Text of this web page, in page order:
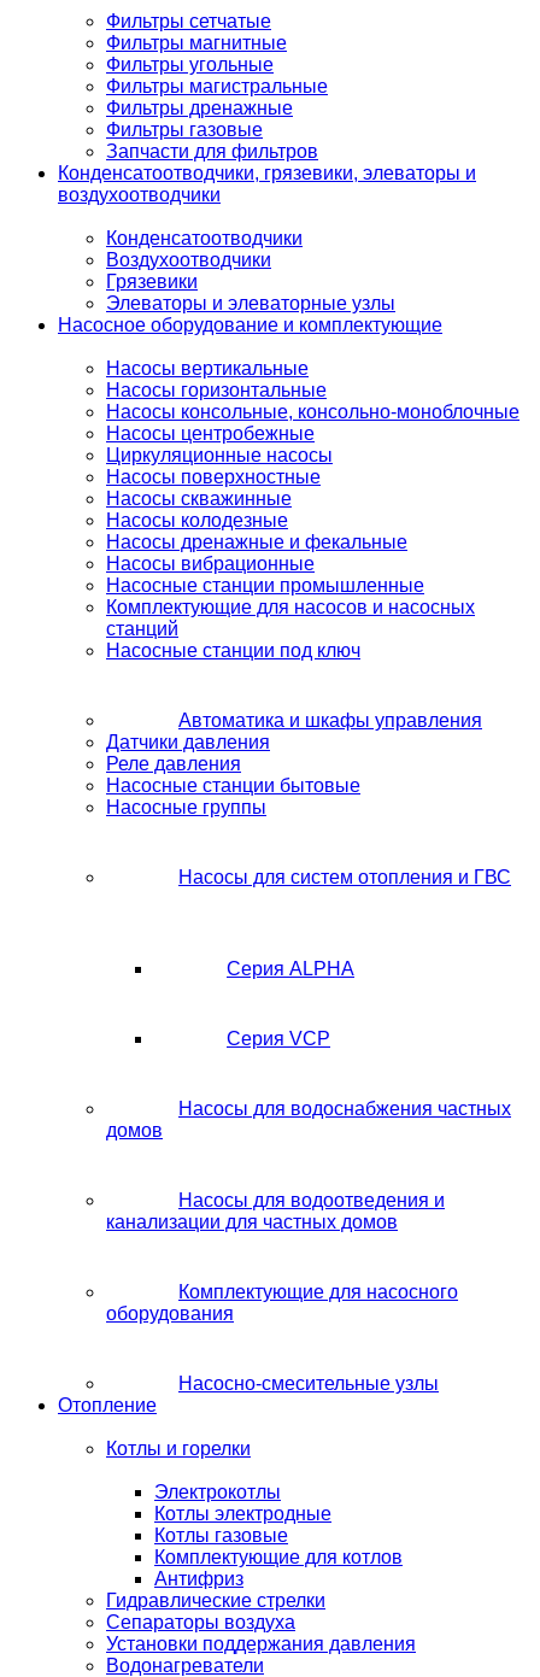
Фильтры сетчатые
Фильтры магнитные
Фильтры угольные
Фильтры магистральные
Фильтры дренажные
Фильтры газовые
Запчасти для фильтров
Конденсатоотводчики, грязевики, элеваторы и
воздухоотводчики
Конденсатоотводчики
Воздухоотводчики
Грязевики
Элеваторы и элеваторные узлы
Насосное оборудование и комплектующие
Насосы вертикальные
Насосы горизонтальные
Насосы консольные, консольно-моноблочные
Насосы центробежные
Циркуляционные насосы
Насосы поверхностные
Насосы скважинные
Насосы колодезные
Насосы дренажные и фекальные
Насосы вибрационные
Насосные станции промышленные
Комплектующие для насосов и насосных
станций
Насосные станции под ключ
Автоматика и шкафы управления
Датчики давления
Реле давления
Насосные станции бытовые
Насосные группы
Насосы для систем отопления и ГВС
Серия ALPHA
Серия VCP
Насосы для водоснабжения частных
домов
Насосы для водоотведения и
канализации для частных домов
Комплектующие для насосного
оборудования
Насосно-смесительные узлы
Отопление
Котлы и горелки
Электрокотлы
Котлы электродные
Котлы газовые
Комплектующие для котлов
Антифриз
Гидравлические стрелки
Сепараторы воздуха
Установки поддержания давления
Водонагреватели